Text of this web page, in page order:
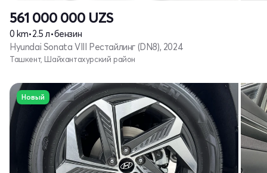
561 000 000 UZS
0 km•2.5 л•бензин
Hyundai Sonata VIII Рестайлинг (DN8), 2024
Ташкент, Шайхантахурский район
Новый